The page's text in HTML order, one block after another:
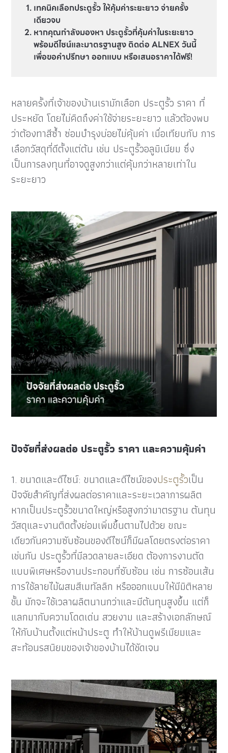
เทคนิคเลือกประตูรั้ว ให้คุ้มค่าระยะยาว จ่ายครั้ง
เดียวจบ
หากคุณกำลังมองหา ประตูรั้วที่คุ้มค่าในระยะยาว
พร้อมดีไซน์และมาตรฐานสูง ติดต่อ ALNEX วันนี้
เพื่อขอคำปรึกษา ออกแบบ หรือเสนอราคาได้ฟรี!
หลายครั้งที่เจ้าของบ้านเรามักเลือก ประตูรั้ว ราคา ที่
ประหยัด โดยไม่คิดถึงค่าใช้จ่ายระยะยาว แล้วต้องพบ
ว่าต้องทาสีซ้ำ ซ่อมบำรุงบ่อยไม่คุ้มค่า เมื่อเทียบกับ การ
เลือกวัสดุที่ดีตั้งแต่ต้น เช่น ประตูรั้วอลูมิเนียม ซึ่ง
เป็นการลงทุนที่อาจดูสูงกว่าแต่คุ้มกว่าหลายเท่าใน
ระยะยาว
ปัจจัยที่ส่งผลต่อ ประตูรั้ว ราคา และความคุ้มค่า
1. ขนาดและดีไซน์: ขนาดและดีไซน์ของประตูรั้วเป็น
ปัจจัยสำคัญที่ส่งผลต่อราคาและระยะเวลาการผลิต
หากเป็นประตูรั้วขนาดใหญ่หรือสูงกว่ามาตรฐาน ต้นทุน
วัสดุและงานติดตั้งย่อมเพิ่มขึ้นตามไปด้วย ขณะ
เดียวกันความซับซ้อนของดีไซน์ก็มีผลโดยตรงต่อราคา
เช่นกัน ประตูรั้วที่มีลวดลายละเอียด ต้องการงานตัด
แบบพิเศษหรืองานประกอบที่ซับซ้อน เช่น การซ้อนเส้น
การใช้ลายไม้ผสมสีเมทัลลิก หรือออกแบบให้มีมิติหลาย
ชั้น มักจะใช้เวลาผลิตนานกว่าและมีต้นทุนสูงขึ้น แต่ก็
แลกมากับความโดดเด่น สวยงาม และสร้างเอกลักษณ์
ให้กับบ้านตั้งแต่หน้าประตู ทำให้บ้านดูพรีเมียมและ
สะท้อนรสนิยมของเจ้าของบ้านได้ชัดเจน